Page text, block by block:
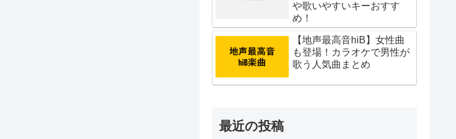
や歌いやすいキーおすす
め！
【地声最高音hiB】女性曲
も登場！カラオケで男性が
歌う人気曲まとめ
最近の投稿